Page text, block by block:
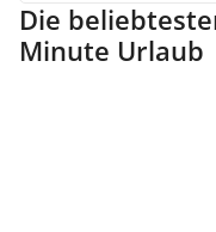
Die
Minute Urlaub